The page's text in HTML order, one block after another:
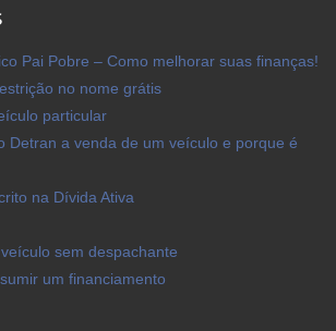
Pai Pobre – Como melhorar suas finanças!
no nome grátis
particular
Detran a venda de um veículo e porque é
na Dívida Ativa
sem despachante
um financiamento